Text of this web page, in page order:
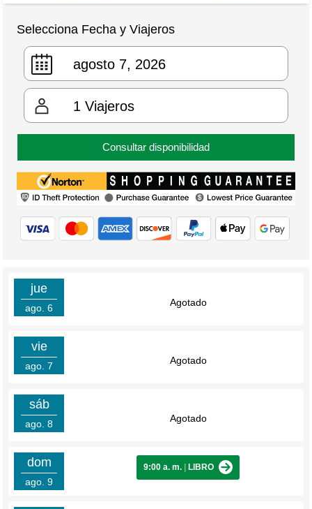
Selecciona Fecha y Viajeros
1 Viajeros
Consultar disponibilidad
jue
ago. 6 Agotado
vie
ago. 7 Agotado
sáb
ago. 8 Agotado
dom
ago. 9
9:00 a. m. LIBRO